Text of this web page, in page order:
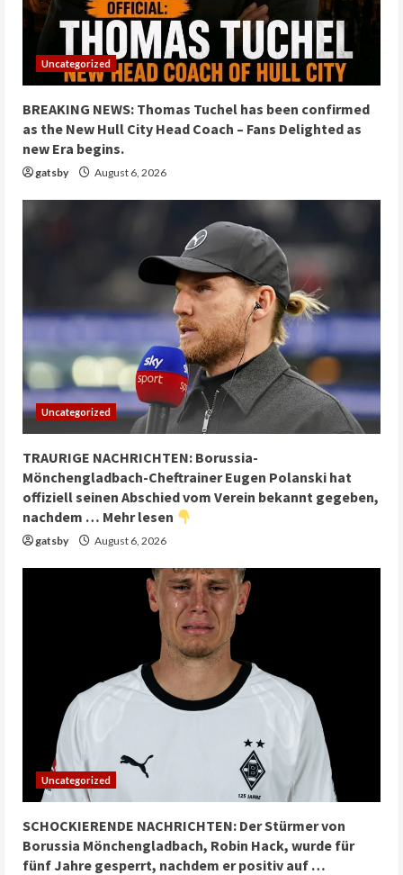
Uncategorized
BREAKING NEWS: Thomas Tuchel has been confirmed
as the New Hull City Head Coach – Fans Delighted as
new Era begins.
gatsby August 6, 2026
Uncategorized
TRAURIGE NACHRICHTEN: Borussia-
Mönchengladbach-Cheftrainer Eugen Polanski hat
offiziell seinen Abschied vom Verein bekannt gegeben,
nachdem … Mehr lesen
gatsby August 6, 2026
Uncategorized
SCHOCKIERENDE NACHRICHTEN: Der Stürmer von
Borussia Mönchengladbach, Robin Hack, wurde für
fünf Jahre gesperrt, nachdem er positiv auf …